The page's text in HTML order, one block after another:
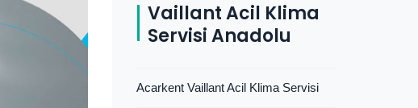
Vaillant Acil Klima
Servisi Anadolu
Acarkent Vaillant Acil Klima Servisi